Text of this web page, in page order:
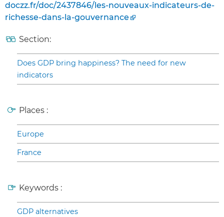
doczz.fr/doc/2437846/les-nouveaux-indicateurs-de-
richesse-dans-la-gouvernance
Section:
Does GDP bring happiness? The need for new
indicators
Places :
Europe
France
Keywords :
GDP alternatives